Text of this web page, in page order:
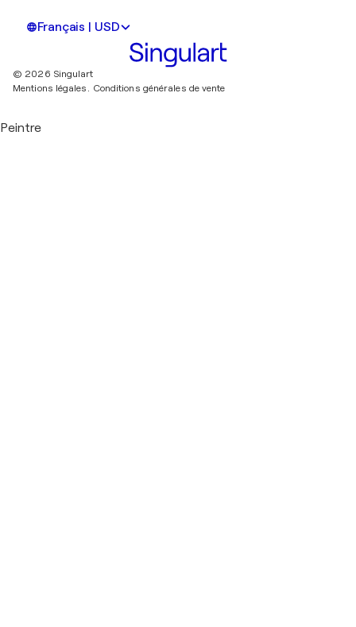
Français | USD
© 2026 Singulart
Mentions légales.
Conditions générales de vente
Peintre